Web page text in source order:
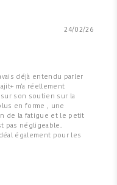
24/02/26
déjà entendu parler
m’a réellement
son soutien sur la
en forme , une
de la fatigue et le petit
pas négligeable.
également pour les